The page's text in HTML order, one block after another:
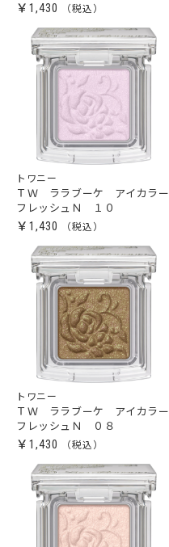
￥1,430
トワニー
ＴＷ ララブーケ アイカラー
フレッシュＮ １０
￥1,430
トワニー
ＴＷ ララブーケ アイカラー
フレッシュＮ ０８
￥1,430